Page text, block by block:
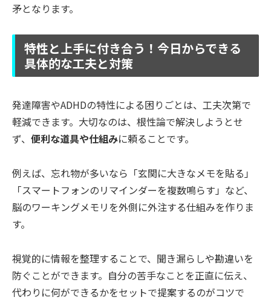
矛となります。
特性と上手に付き合う！今日からできる
具体的な工夫と対策
発達障害やADHDの特性による困りごとは、工夫次第で
軽減できます。大切なのは、根性論で解決しようとせ
ず、 便利な道具や仕組みに頼ることです。
例えば、忘れ物が多いなら「玄関に大きなメモを貼る」
「スマートフォンのリマインダーを複数鳴らす」など、
脳のワーキングメモリを外側に外注する仕組みを作りま
す。
視覚的に情報を整理することで、聞き漏らしや勘違いを
防ぐことができます。自分の苦手なことを正直に伝え、
代わりに何ができるかをセットで提案するのがコツで